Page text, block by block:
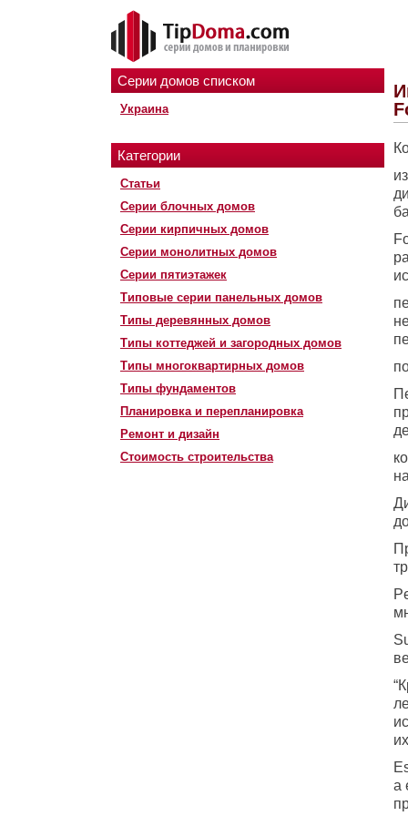
Серии домов списком
Украина
Категории
Статьи
Серии блочных домов
Серии кирпичных домов
Серии монолитных домов
Серии пятиэтажек
Типовые серии панельных домов
Типы деревянных домов
Типы коттеджей и загородных домов
Типы многоквартирных домов
Типы фундаментов
Планировка и перепланировка
Ремонт и дизайн
Стоимость строительства
а